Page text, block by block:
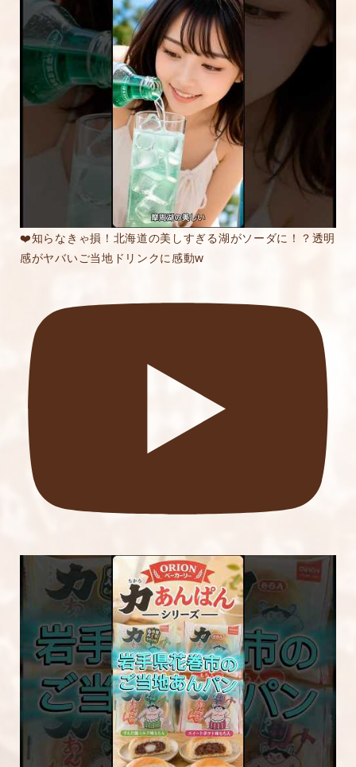
★
★★
★★★
★★★★
★★★★★
内容をご確認の上、「レビューを送信する」ボ
タンから送信ください。
❤️知らなきゃ損！北海道の美しすぎる湖がソーダに！？透明
感がヤバいご当地ドリンクに感動w